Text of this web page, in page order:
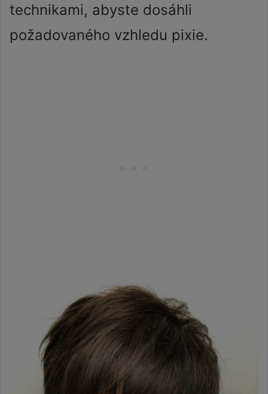
technikami, abyste dosáhli
požadovaného vzhledu pixie.